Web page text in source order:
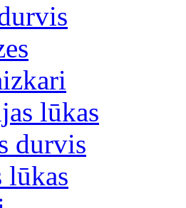
lūkas
durvis
lūkas